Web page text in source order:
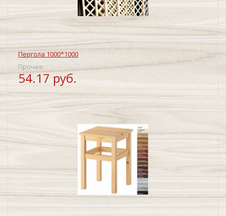
Пергола 1000*1000
Прочее
54.17 руб.